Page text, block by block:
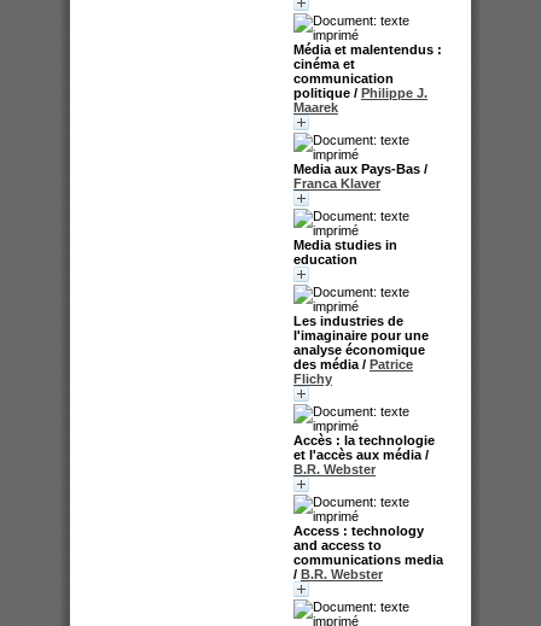
Média et malentendus :
cinéma et
communication
politique / Philippe J.
Maarek
Media aux Pays-Bas /
Franca Klaver
Media studies in
education
Les industries de
l'imaginaire pour une
analyse économique
des média / Patrice
Flichy
Accès : la technologie
et l'accès aux média /
B.R. Webster
Access : technology
and access to
communications media
/ B.R. Webster